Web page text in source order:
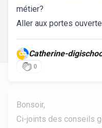
métier?
Aller aux portes
Catherine-
0
Bonsoir,
Ci-joints des conseils